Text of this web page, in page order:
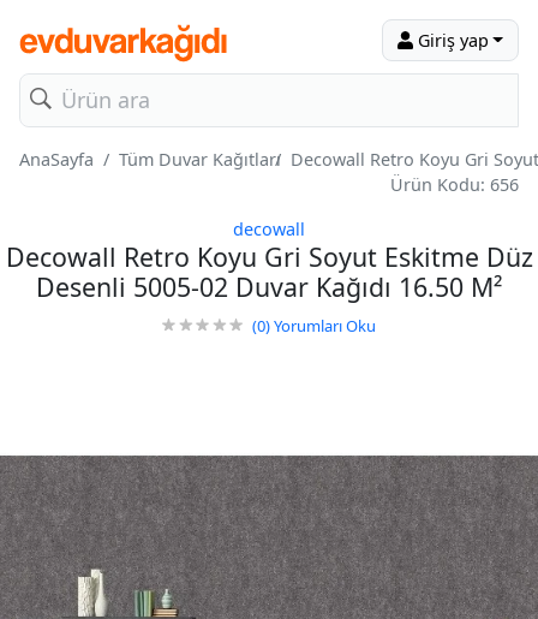
Giriş yap
AnaSayfa Tüm Duvar Kağıtları Decowall Retro Koyu Gri
Ürün Kodu: 656
decowall
Decowall Retro Koyu Gri Soyut Eskitme Düz
Desenli 5005-02 Duvar Kağıdı 16.50 M²
(0)Yorumları Oku